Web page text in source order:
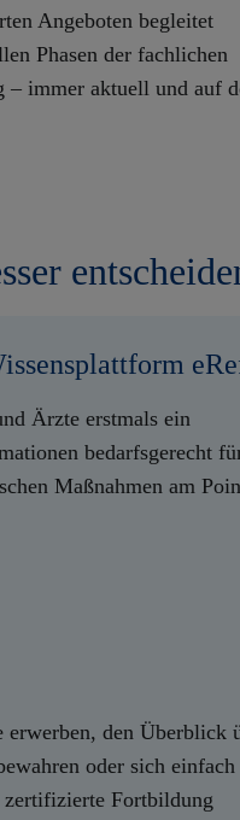
Angeboten begleitet
Phasen der fachlichen
immer aktuell und auf
Ärzte erstmals ein
bedarfsgerecht
Maßnahmen am
den Überblick
oder sich einfach
zertifizierte Fortbildung